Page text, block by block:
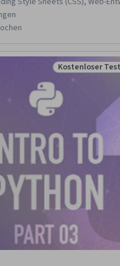
5 Sternen
Status:
Kostenloser